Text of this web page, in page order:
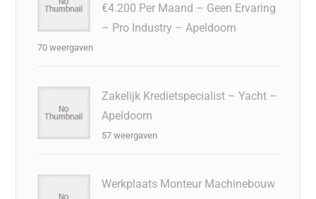
€4.200 Per Maand – Geen Ervaring
– Pro Industry – Apeldoorn
70 weergaven
Zakelijk Kredietspecialist – Yacht –
Apeldoorn
57 weergaven
Werkplaats Monteur Machinebouw